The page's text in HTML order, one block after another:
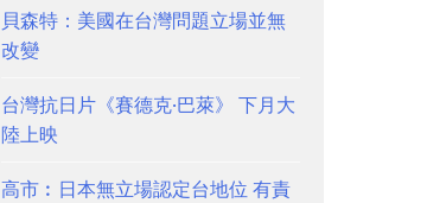
貝森特：美國在台灣問題立場並無
改變
台灣抗日片《賽德克·巴萊》 下月大
陸上映
高市︰日本無立場認定台地位 有責